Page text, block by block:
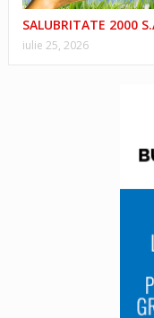
SALUBRITATE 2000
iulie 25, 2026